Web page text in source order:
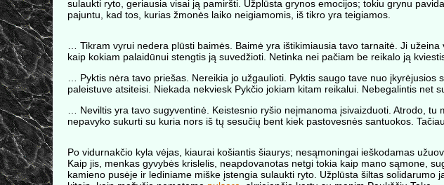
sulaukti ryto, geriausia visai ją pamiršti. Užplūsta grynos emocijos; tokiu grynu
pajuntu, kad tos, kurias žmonės laiko neigiamomis, iš tikro yra teigiamos.
… Tikram vyrui nedera plūsti baimės. Baimė yra ištikimiausia tavo tarnaitė. Ji
kaip kokiam palaidūnui stengtis ją suvedžioti. Netinka nei pačiam be reikalo ją
… Pyktis nėra tavo priešas. Nereikia jo užgaulioti. Pyktis saugo tave nuo
paleistuve atsiteisi. Niekada nekviesk Pykčio jokiam kitam reikalui. Nebegalintis net
… Neviltis yra tavo sugyventinė. Keistesnio ryšio neįmanoma įsivaizduoti. Atrodo,
nepavyko sukurti su kuria nors iš tų sesučių bent kiek pastovesnės santuokos.
Po vidurnakčio kyla vėjas, kiaurai košiantis šiaurys; nesąmoningai ieškodamas
Kaip jis, menkas gyvybės krislelis, neapdovanotas netgi tokia kaip mano sąmone,
kamieno pusėje ir lediniame miške įstengia sulaukti ryto. Užplūsta šiltas